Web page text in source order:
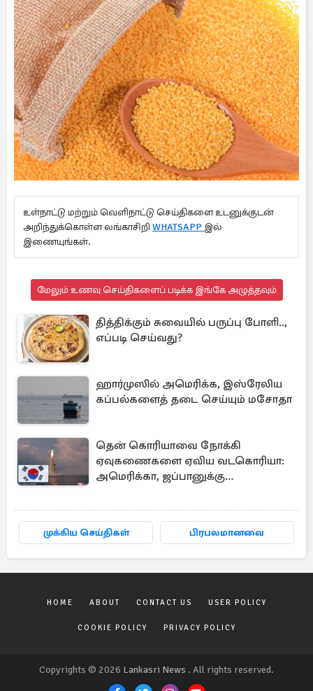
உள்நாட்டு மற்றும் வெளிநாட்டு செய்திகளை உடனுக்குடன்
அறிந்துக்கொள்ள லங்காசிறி WHATSAPP இல்
இணையுங்கள்.
மேலும் உணவு செய்திகளைப் படிக்க இங்கே அழுத்தவும்
தித்திக்கும் சுவையில் பருப்பு போளி..,
எப்படி செய்வது?
ஹார்முஸில் அமெரிக்க, இஸ்ரேலிய
கப்பல்களைத் தடை செய்யும் மசோதா
தென் கொரியாவை நோக்கி
ஏவுகணைகளை ஏவிய வடகொரியா:
அமெரிக்கா, ஜப்பானுக்கு
முக்கிய செய்திகள் பிரபலமானவை
HOME ABOUT CONTACT US USER POLICY
COOKIE POLICY PRIVACY POLICY
Copyrights © 2026 Lankasri News . All rights reserved.